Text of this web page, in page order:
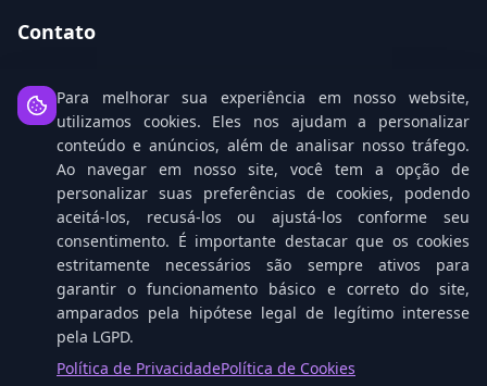
Contato
08008807777
8008807777 (WhatsApp)
comercial@m3solutions.com.br
Rua Gomes de Carvalho, 1629
Canal de Denúncias
Para melhorar sua experiência em nosso website,
utilizamos cookies. Eles nos ajudam a personalizar
conteúdo e anúncios, além de analisar nosso tráfego.
Ao navegar em nosso site, você tem a opção de
personalizar suas preferências de cookies, podendo
aceitá-los, recusá-los ou ajustá-los conforme seu
consentimento. É importante destacar que os cookies
estritamente necessários são sempre ativos para
garantir o funcionamento básico e correto do site,
amparados pela hipótese legal de legítimo interesse
pela LGPD.
Política de PrivacidadePolítica de Cookies